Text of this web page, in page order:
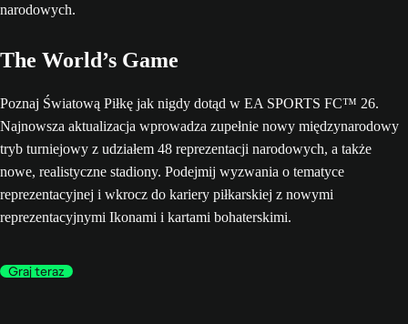
The World’s Game
Poznaj Światową Piłkę jak nigdy dotąd w EA SPORTS FC™ 26.
Najnowsza aktualizacja wprowadza zupełnie nowy międzynarodowy
tryb turniejowy z udziałem 48 reprezentacji narodowych, a także
nowe, realistyczne stadiony. Podejmij wyzwania o tematyce
reprezentacyjnej i wkrocz do kariery piłkarskiej z nowymi
reprezentacyjnymi Ikonami i kartami bohaterskimi.
Graj teraz